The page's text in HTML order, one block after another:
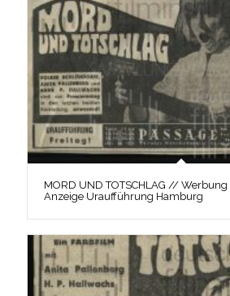
MORD UND TOTSCHLAG //
Anzeige Uraufführung Hamburg